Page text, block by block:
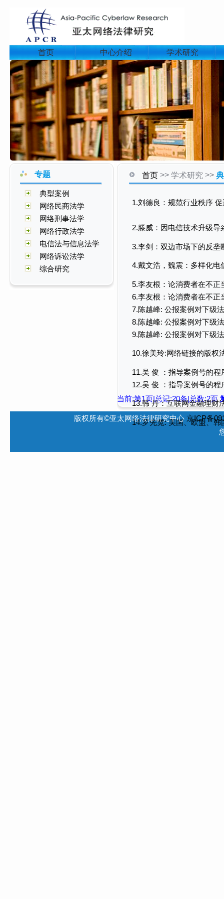
首页 中心介绍 学术研究
专题
典型案例
网络民商法学
网络刑事法学
网络行政法学
电信法与信息法学
网络诉讼法学
综合研究
首页 >> 学术研究 >>
1.刘德良：规范行业秩序
2.滕威：因电信技术升级
3.李剑：双边市场下的反
4.戴文浩，魏震：多样化
5.李友根：论消费者在不
6.李友根：论消费者在不
7.陈越峰: 公报案例对下级
8.陈越峰: 公报案例对下级
9.陈越峰: 公报案例对下级
10.徐美玲:网络链接的版权
11.吴 俊 ：指导案例号的程
12.吴 俊 ：指导案例号的程
13.韩 丹：互联网金融理
14.罗先觉: 美国、欧盟、
当前:第1页|总记:20条|总数:2页
版权所有©亚太网络法律研究中心 京ICP备